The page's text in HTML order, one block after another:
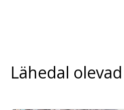
Lähedal